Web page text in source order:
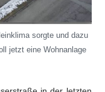
sorgte und dazu
jetzt eine Wohnanlage